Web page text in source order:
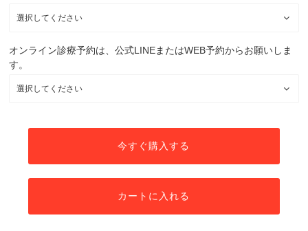
オンライン診療予約は、公式LINEまたはWEB予約からお願いしま
す。
今すぐ購入する
カートに入れる